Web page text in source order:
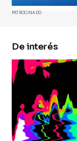
Comment*
Your Name
Your E-mail*
Guarda mi
este
comente.
PATROCINADO
De interés